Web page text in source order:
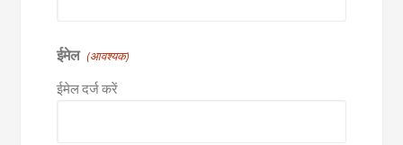
ईमेल (आवश्यक)
ईमेल दर्ज करें